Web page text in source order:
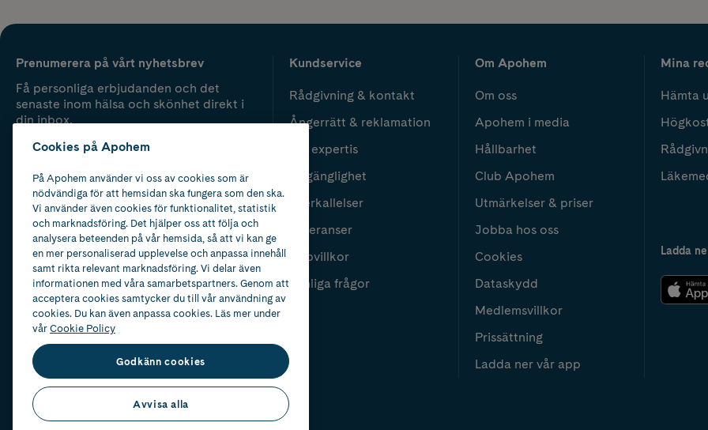
Prenumerera på vårt nyhetsbrev
Få personliga erbjudanden och det
senaste inom hälsa och skönhet direkt i
din inbox.
Kundservice
Rådgivning & kontakt
Ångerrätt & reklamation
Vår expertis
Tillgänglighet
Återkallelser
Leveranser
Köpvillkor
Vanliga frågor
Om Apohem
Om oss
Apohem i media
Hållbarhet
Club Apohem
Utmärkelser & priser
Jobba hos oss
Cookies
Dataskydd
Medlemsvillkor
Prissättning
Ladda ner vår app
Mina
Hämta
Ladda
Cookies på Apohem
På Apohem använder vi oss av cookies som är
nödvändiga för att hemsidan ska fungera som den ska.
Vi använder även cookies för funktionalitet, statistik
och marknadsföring. Det hjälper oss att följa och
analysera beteenden på vår hemsida, så att vi kan ge
en mer personaliserad upplevelse och anpassa innehåll
samt rikta relevant marknadsföring. Vi delar även
informationen med våra samarbetspartners. Genom att
acceptera cookies samtycker du till vår användning av
cookies. Du kan även anpassa cookies. Läs mer under
vårCookie Policy
Godkänn cookies
Avvisa alla